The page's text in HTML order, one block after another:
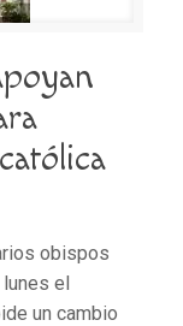
obispos
el
un cambio